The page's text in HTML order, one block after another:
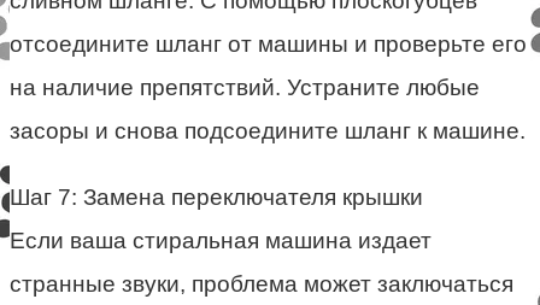
отсоедините шланг от машины и проверьте его
на наличие препятствий. Устраните любые
засоры и снова подсоедините шланг к машине.
Шаг 7: Замена переключателя крышки
Если ваша стиральная машина издает
странные звуки, проблема может заключаться